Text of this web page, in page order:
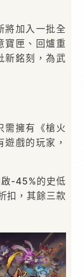
將加入一批全
寶匣、回爐重
新銘刻，為武
需擁有《槍火
戲的玩家，
-45%的史低
扣，其餘三款